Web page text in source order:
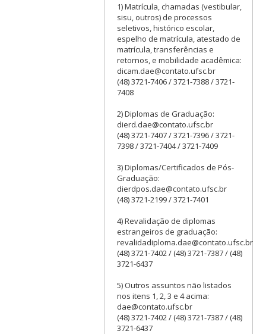
1) Matrícula, chamadas (vestibular,
sisu, outros) de processos
seletivos, histórico escolar,
espelho de matrícula, atestado de
matrícula, transferências e
retornos, e mobilidade acadêmica:
dicam.dae@contato.ufsc.br
(48) 3721-7406 / 3721-7388 / 3721-
7408
2) Diplomas de Graduação:
dierd.dae@contato.ufsc.br
(48) 3721-7407 / 3721-7396 / 3721-
7398 / 3721-7404 / 3721-7409
3) Diplomas/Certificados de Pós-
Graduação:
dierdpos.dae@contato.ufsc.br
(48) 3721-2199 / 3721-7401
4) Revalidação de diplomas
estrangeiros de graduação:
revalidadiploma.dae@contato.ufsc.br
(48) 3721-7402 / (48) 3721-7387 / (48)
3721-6437
5) Outros assuntos não listados
nos itens 1, 2, 3 e 4 acima:
dae@contato.ufsc.br
(48) 3721-7402 / (48) 3721-7387 / (48)
3721-6437